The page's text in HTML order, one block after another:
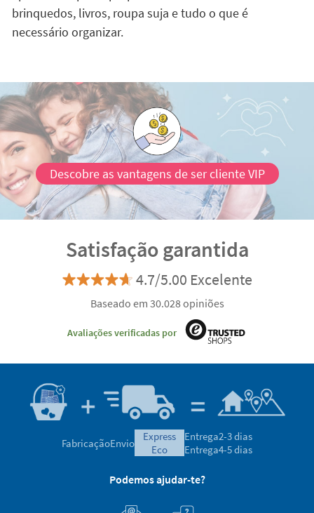
brinquedos, livros, roupa suja e tudo o que é
necessário organizar.
Descobre as vantagens de ser cliente VIP
Satisfação garantida
4.7/5.00 Excelente
Baseado em 30.028 opiniões
Avaliações verificadas por
FabricaçãoEnvio
express
eco
Entrega2-3 dias
Entrega4-5 dias
Podemos ajudar-te?